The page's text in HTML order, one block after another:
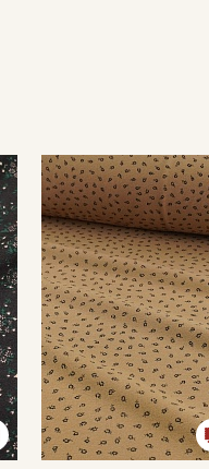
Купава
публикуем здесь
и скидки до
категории
почта